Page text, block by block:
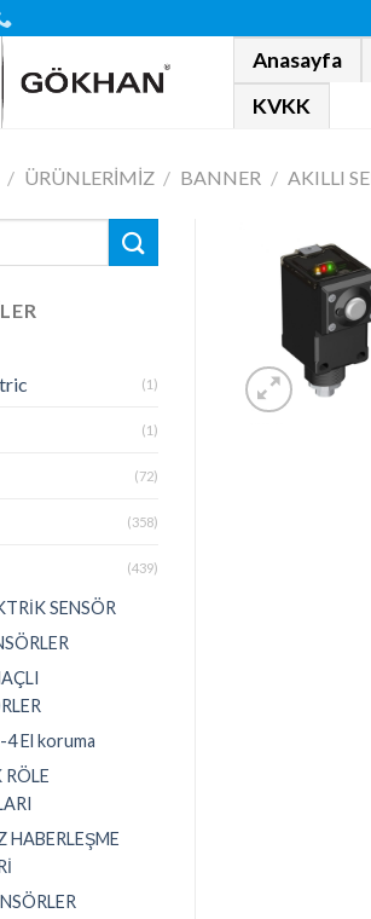
Anasayfa
KVKK
/ ÜRÜNLERIMIZ / BANNER / AKILLI
(1)
(1)
(72)
(358)
(439)
SENSÖR
El koruma
RÖLE
HABERLEŞME